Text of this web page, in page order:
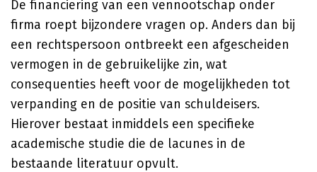
De financiering van een vennootschap onder
firma roept bijzondere vragen op. Anders dan bij
een rechtspersoon ontbreekt een afgescheiden
vermogen in de gebruikelijke zin, wat
consequenties heeft voor de mogelijkheden tot
verpanding en de positie van schuldeisers.
Hierover bestaat inmiddels een specifieke
academische studie die de lacunes in de
bestaande literatuur opvult.